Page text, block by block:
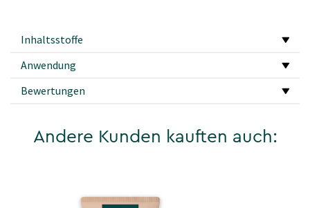
Inhaltsstoffe
Anwendung
Bewertungen
Andere Kunden kauften auch: